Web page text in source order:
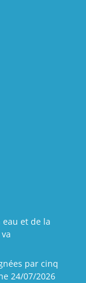
eau et de la
par cinq
24/07/2026